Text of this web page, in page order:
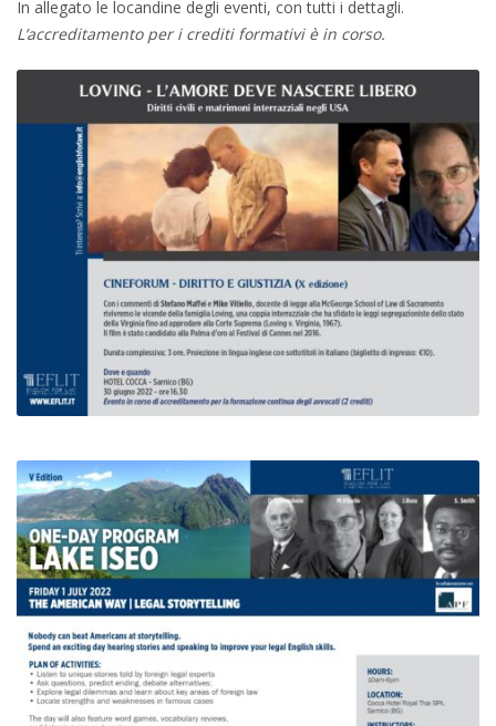
In allegato le locandine degli eventi, con tutti i dettagli.
L’accreditamento per i crediti formativi è in corso.